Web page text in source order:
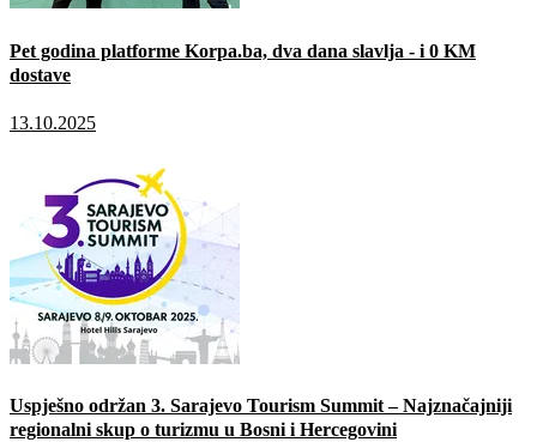
Pet godina platforme Korpa.ba, dva dana slavlja - i 0 KM
dostave
13.10.2025
Uspješno održan 3. Sarajevo Tourism Summit – Najznačajniji
regionalni skup o turizmu u Bosni i Hercegovini